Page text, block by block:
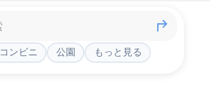
コンビニ 公園 もっと見る